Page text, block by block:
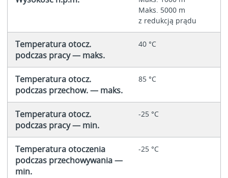
Maks. 5000 m
z redukcją prądu
Temperatura otocz.
podczas pracy — maks.
40 °C
Temperatura otocz.
podczas przechow. — maks.
85 °C
Temperatura otocz.
podczas pracy — min.
-25 °C
Temperatura otoczenia
podczas przechowywania —
min.
-25 °C